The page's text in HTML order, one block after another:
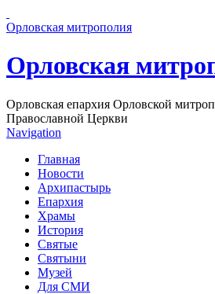
Орловская митрополия
Орловская
Орловская епархия Орловской
Православной Церкви
Navigation
Главная
Новости
Архипастырь
Епархия
Храмы
История
Святые
Святыни
Музей
Для СМИ